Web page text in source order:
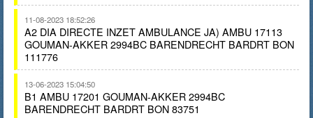
11-08-2023 18:52:26
A2 DIA DIRECTE INZET AMBULANCE JA) AMBU 17113
GOUMAN-AKKER 2994BC BARENDRECHT BARDRT BON
111776
13-06-2023 15:04:50
B1 AMBU 17201 GOUMAN-AKKER 2994BC
BARENDRECHT BARDRT BON 83751